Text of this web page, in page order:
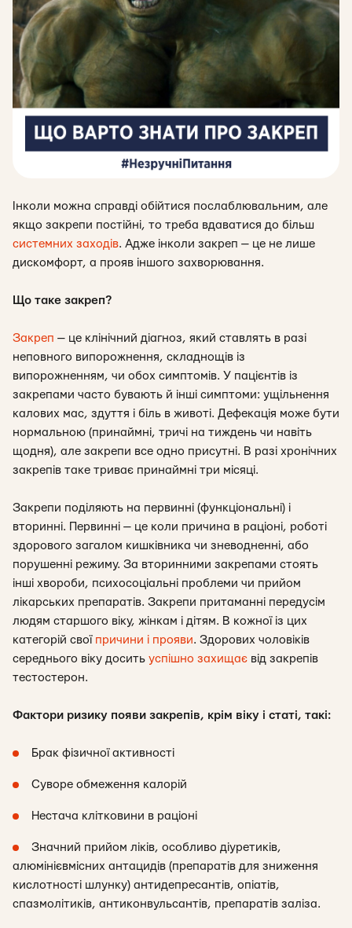
Інколи можна справді обійтися послаблювальним, але
якщо закрепи постійні, то треба вдаватися до більш
системних заходів. Адже інколи закреп — це не лише
дискомфорт, а прояв іншого захворювання.
Що таке закреп?
Закреп — це клінічний діагноз, який ставлять в разі
неповного випорожнення, складнощів із
випорожненням, чи обох симптомів. У пацієнтів із
закрепами часто бувають й інші симптоми: ущільнення
калових мас, здуття і біль в животі. Дефекація може бути
нормальною (принаймні, тричі на тиждень чи навіть
щодня), але закрепи все одно присутні. В разі хронічних
закрепів таке триває принаймні три місяці.
Закрепи поділяють на первинні (функціональні) і
вторинні. Первинні — це коли причина в раціоні, роботі
здорового загалом кишківника чи зневодненні, або
порушенні режиму. За вторинними закрепами стоять
інші хвороби, психосоціальні проблеми чи прийом
лікарських препаратів. Закрепи притаманні передусім
людям старшого віку, жінкам і дітям. В кожної із цих
категорій свої причини і прояви. Здорових чоловіків
середнього віку досить успішно захищає від закрепів
тестостерон.
Фактори ризику появи закрепів, крім віку і статі, такі:
Брак фізичної активності
Суворе обмеження калорій
Нестача клітковини в раціоні
Значний прийом ліків, особливо діуретиків,
алюмінієвмісних антацидів (препаратів для зниження
кислотності шлунку) антидепресантів, опіатів,
спазмолітиків, антиконвульсантів, препаратів заліза.